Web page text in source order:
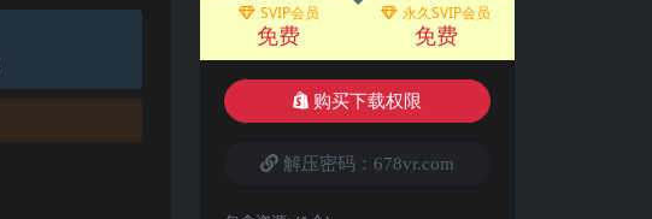
SVIP会员
免费
永久SVIP会员
免费
购买下载权限
解压密码：678vr.com